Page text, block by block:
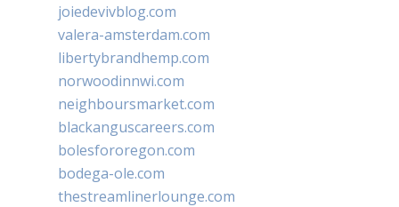
joiedevivblog.com
valera-amsterdam.com
libertybrandhemp.com
norwoodinnwi.com
neighboursmarket.com
blackanguscareers.com
bolesfororegon.com
bodega-ole.com
thestreamlinerlounge.com